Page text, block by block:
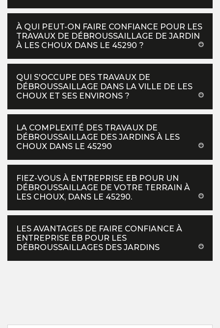
À QUI PEUT-ON FAIRE CONFIANCE POUR LES
TRAVAUX DE DÉBROUSSAILLAGE DE JARDIN
À LES CHOUX DANS LE 45290 ?
QUI S'OCCUPE DES TRAVAUX DE
DÉBROUSSAILLAGE DANS LA VILLE DE LES
CHOUX ET SES ENVIRONS ?
LA COMPLEXITÉ DES TRAVAUX DE
DÉBROUSSAILLAGE DES JARDINS À LES
CHOUX DANS LE 45290
FIEZ-VOUS À ENTREPRISE EB POUR UN
DÉBROUSSAILLAGE DE VOTRE TERRAIN À
LES CHOUX, DANS LE 45290.
LES AVANTAGES DE FAIRE CONFIANCE À
ENTREPRISE EB POUR LES
DÉBROUSSAILLAGES DES JARDINS